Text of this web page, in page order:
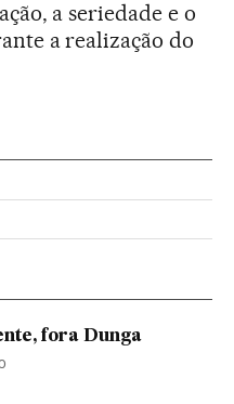
a seriedade e o
a realização do
en Facebook
fora Dunga